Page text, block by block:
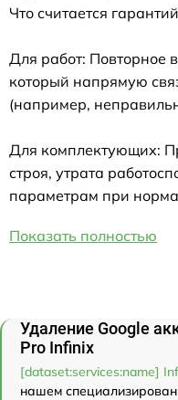
Что считается
Для работ: Повторное
который напрямую
(например,
Для комплектующих:
строя, утрата
параметрам при
Показать полностью
Удаление Google
Pro Infinix
[dataset:services:name]
нашем